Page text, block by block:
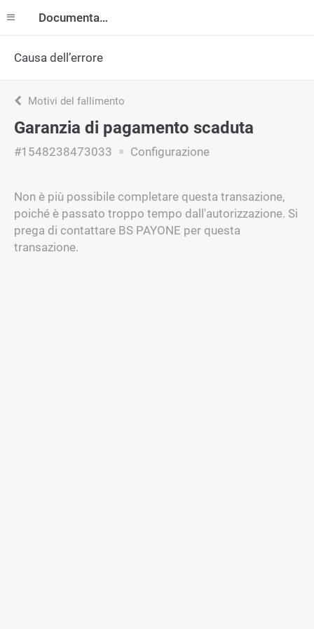
Documentazione
Causa dell’errore
Motivi del fallimento
Garanzia di pagamento scaduta
#1548238473033 Configurazione
Non è più possibile completare questa transazione,
poiché è passato troppo tempo dall'autorizzazione. Si
prega di contattare BS PAYONE per questa
transazione.